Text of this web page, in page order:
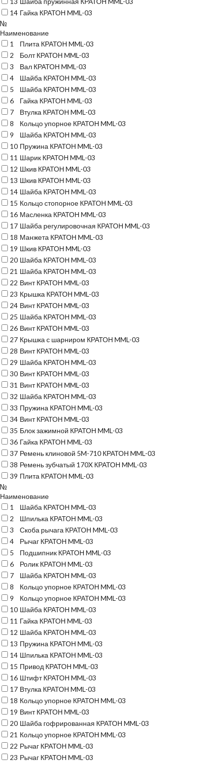
14 Гайка КРАТОН MML-03
№
Наименование
1
Плита КРАТОН MML-03
2
Болт КРАТОН MML-03
3
Вал КРАТОН MML-03
4
Шайба КРАТОН MML-03
5
Шайба КРАТОН MML-03
6
Гайка КРАТОН MML-03
7
Втулка КРАТОН MML-03
8
Кольцо упорное КРАТОН MML-03
9
Шайба КРАТОН MML-03
10 Пружина КРАТОН MML-03
11 Шарик КРАТОН MML-03
12 Шкив КРАТОН MML-03
13 Шкив КРАТОН MML-03
14 Шайба КРАТОН MML-03
15 Кольцо стопорное КРАТОН MML-03
16 Масленка КРАТОН MML-03
17 Шайба регулировочная КРАТОН MML-03
18 Манжета КРАТОН MML-03
19 Шкив КРАТОН MML-03
20 Шайба КРАТОН MML-03
21 Шайба КРАТОН MML-03
22 Винт КРАТОН MML-03
23 Крышка КРАТОН MML-03
24 Винт КРАТОН MML-03
25 Шайба КРАТОН MML-03
26 Винт КРАТОН MML-03
27 Крышка с шарниром КРАТОН MML-03
28 Винт КРАТОН MML-03
29 Шайба КРАТОН MML-03
30 Винт КРАТОН MML-03
31 Винт КРАТОН MML-03
32 Шайба КРАТОН MML-03
33 Пружина КРАТОН MML-03
34 Винт КРАТОН MML-03
35 Блок зажимной КРАТОН MML-03
36 Гайка КРАТОН MML-03
37 Ремень клиновой 5M-710 КРАТОН MML-03
38 Ремень зубчатый 170X КРАТОН MML-03
39 Плита КРАТОН MML-03
№
Наименование
1
Шайба КРАТОН MML-03
2
Шпилька КРАТОН MML-03
3
Скоба рычага КРАТОН MML-03
4
Рычаг КРАТОН MML-03
5
Подшипник КРАТОН MML-03
6
Ролик КРАТОН MML-03
7
Шайба КРАТОН MML-03
8
Кольцо упорное КРАТОН MML-03
9
Кольцо упорное КРАТОН MML-03
10 Шайба КРАТОН MML-03
11 Гайка КРАТОН MML-03
12 Шайба КРАТОН MML-03
13 Пружина КРАТОН MML-03
14 Шпилька КРАТОН MML-03
15 Привод КРАТОН MML-03
16 Штифт КРАТОН MML-03
17 Втулка КРАТОН MML-03
18 Кольцо упорное КРАТОН MML-03
19 Винт КРАТОН MML-03
20 Шайба гофрированная КРАТОН MML-03
21 Кольцо упорное КРАТОН MML-03
22 Рычаг КРАТОН MML-03
23 Рычаг КРАТОН MML-03